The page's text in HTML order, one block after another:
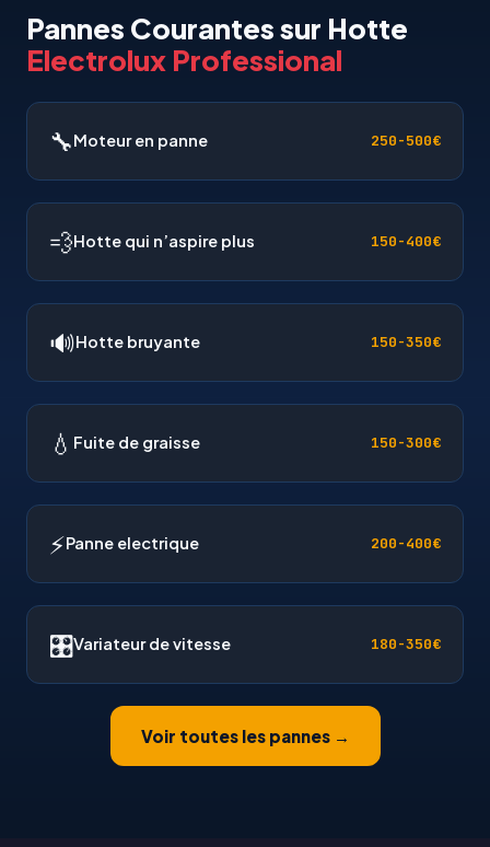
Pannes Courantes sur Hotte
Electrolux Professional
🔧Moteur en panne 250-500€
💨Hotte qui n’aspire plus 150-400€
🔊Hotte bruyante 150-350€
💧 Fuite de graisse 150-300€
⚡Panne electrique 200-400€
🎛Variateur de vitesse 180-350€
Voir toutes les pannes →